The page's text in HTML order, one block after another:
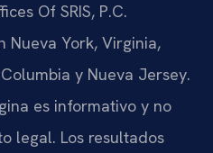
Of SRIS, P.C.
Nueva York, Virginia,
y Nueva Jersey.
es informativo y no
legal. Los resultados